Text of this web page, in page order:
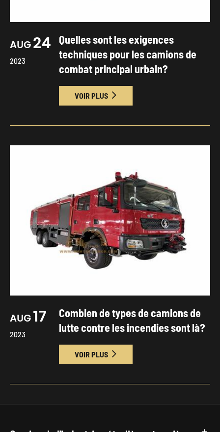
AUG24
2023
Quelles sont les exigences
techniques pour les camions de
combat principal urbain?
VOIR PLUS 
AUG17
2023
Combien de types de camions de
lutte contre les incendies sont là?
VOIR PLUS 